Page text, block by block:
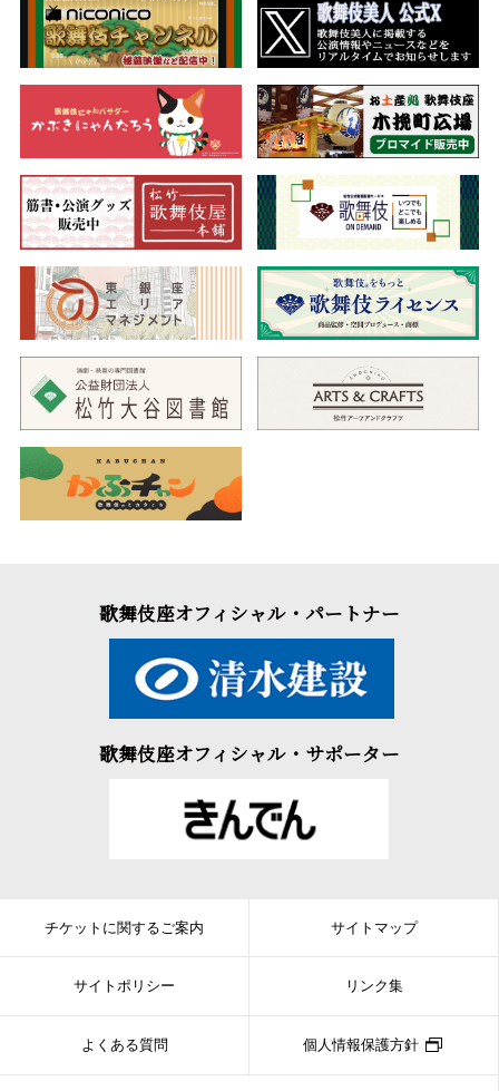
歌舞伎座オフィシャル・パートナー
歌舞伎座オフィシャル・サポーター
チケットに関するご案内 サイトマップ
サイトポリシー リンク集
よくある質問 個人情報保護方針